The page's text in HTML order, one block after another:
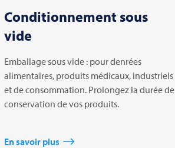
Conditionnement sous
vide
Emballage sous vide : pour denrées
alimentaires, produits médicaux, industriels
et de consommation. Prolongez la durée de
conservation de vos produits.
En savoir plus